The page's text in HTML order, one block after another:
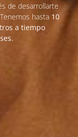
de desarrollarte
hasta 10
a tiempo